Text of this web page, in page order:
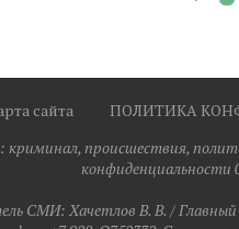
сайта
ПОЛИТИКА
криминал, происшествия,
конфиденциальности
СМИ: Хaчeтлoв B. B. /